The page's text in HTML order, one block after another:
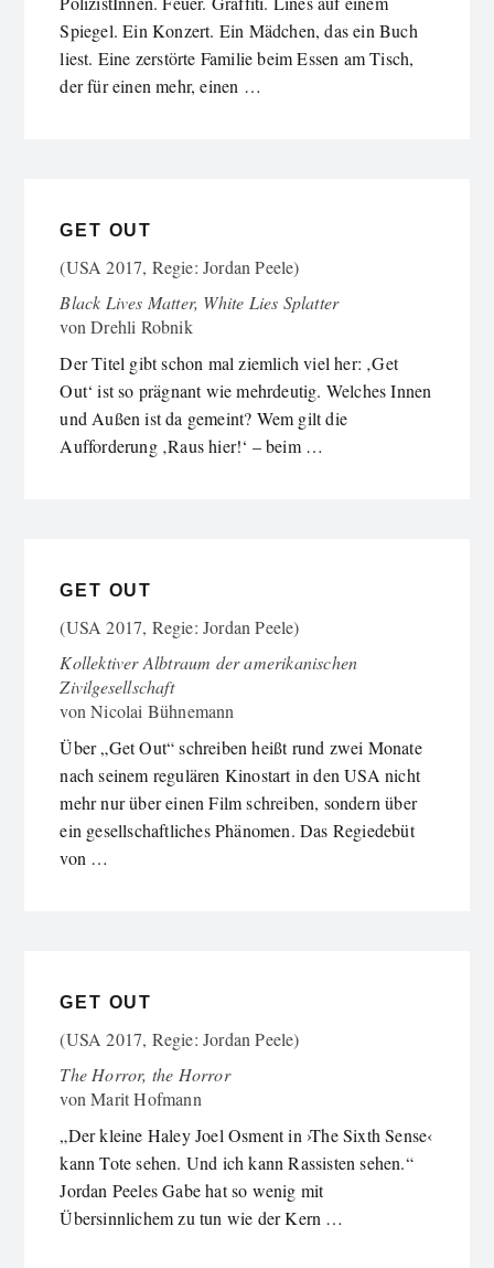
Spiegel. Ein Konzert. Ein Mädchen, das ein Buch
liest. Eine zerstörte Familie beim Essen am Tisch,
der für einen mehr, einen …
GET OUT
(USA 2017, Regie: Jordan Peele)
Black Lives Matter, White Lies Splatter
vonDrehli Robnik
Der Titel gibt schon mal ziemlich viel her: ‚Get
Out‘ ist so prägnant wie mehrdeutig. Welches Innen
und Außen ist da gemeint? Wem gilt die
Aufforderung ‚Raus hier!‘ – beim …
GET OUT
(USA 2017, Regie: Jordan Peele)
Kollektiver Albtraum der amerikanischen
Zivilgesellschaft
vonNicolai Bühnemann
Über „Get Out“ schreiben heißt rund zwei Monate
nach seinem regulären Kinostart in den USA nicht
mehr nur über einen Film schreiben, sondern über
ein gesellschaftliches Phänomen. Das Regiedebüt
von …
GET OUT
(USA 2017, Regie: Jordan Peele)
The Horror, the Horror
vonMarit Hofmann
„Der kleine Haley Joel Osment in ›The Sixth Sense‹
kann Tote sehen. Und ich kann Rassisten sehen.“
Jordan Peeles Gabe hat so wenig mit
Übersinnlichem zu tun wie der Kern …